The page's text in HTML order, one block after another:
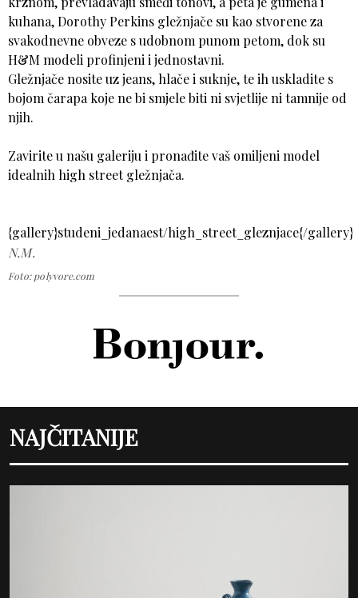
kuhana, Dorothy Perkins gležnjače su kao stvorene za
svakodnevne obveze s udobnom punom petom, dok su
H&M modeli profinjeni i jednostavni.
Gležnjače nosite uz jeans, hlače i suknje, te ih uskladite s
bojom čarapa koje ne bi smjele biti ni svjetlije ni tamnije od
njih.
Zavirite u našu galeriju i pronađite vaš omiljeni model
idealnih high street gležnjača.
{gallery}studeni_jedanaest/high_street_gleznjace{/gallery}
N.M.
Foto: polyvore.com
NAJČITANIJE